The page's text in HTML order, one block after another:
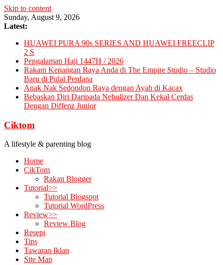
Skip to content
Sunday, August 9, 2026
Latest:
HUAWEI PURA 90s SERIES AND HUAWEI FREECLIP
2 S
Pengalaman Haji 1447H / 2026
Rakam Kenangan Raya Anda di The Empire Studio – Studio
Baru di Pulai Perdana
Anak Nak Sedondon Raya dengan Ayah di Kacax
Bebaskan Diri Daripada Nebulizer Dan Kekal Cerdas
Dengan Diffenz Junior
Ciktom
A lifestyle & parenting blog
Home
CikTom
Rakan Blogger
Tutorial>>
Tutorial Blogspot
Tutorial WordPress
Review>>
Review Blog
Resepi
Tips
Tawaran Iklan
Site Map